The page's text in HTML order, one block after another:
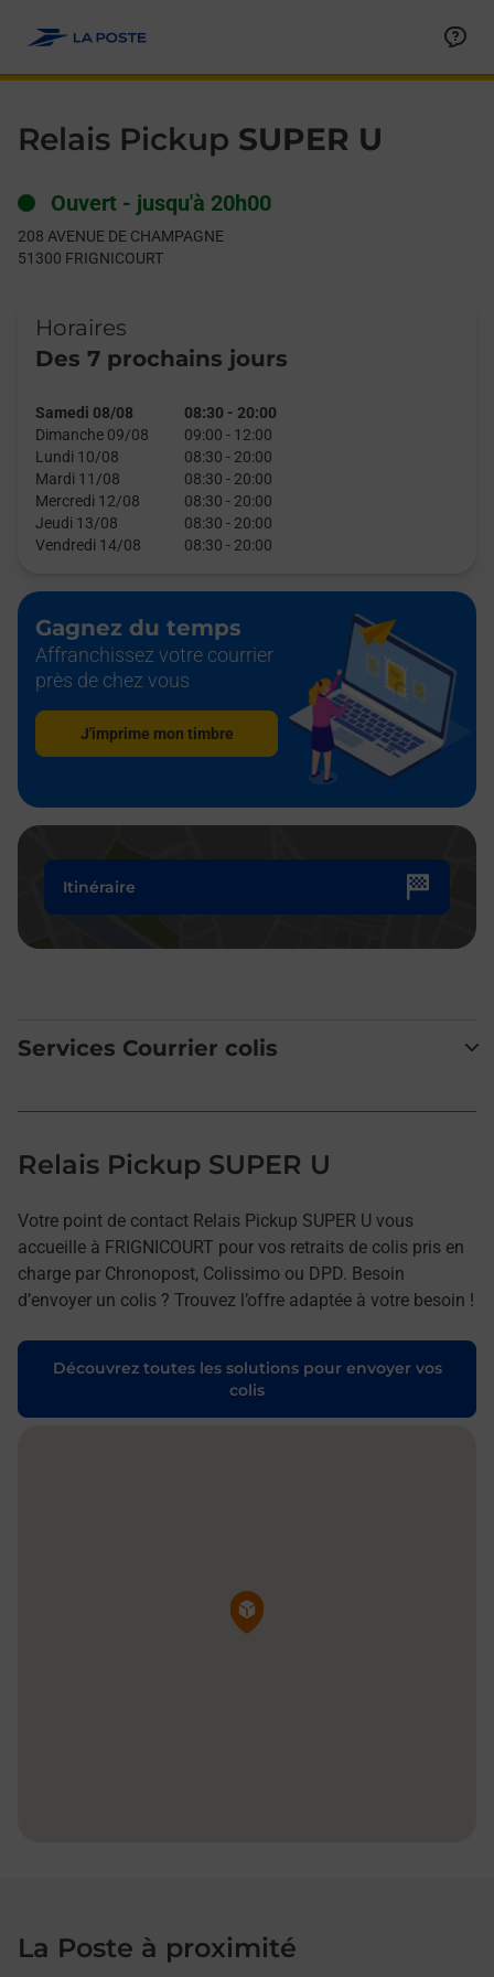
Relais Pickup SUPER U
Ouvert - jusqu'à 20h00
208 AVENUE DE CHAMPAGNE
51300 FRIGNICOURT
Horaires
Des 7 prochains jours
Samedi 08/08 08:30 - 20:00
Dimanche 09/08
09:00 - 12:00
Lundi 10/08
08:30 - 20:00
Mardi 11/08
08:30 - 20:00
Mercredi 12/08
08:30 - 20:00
Jeudi 13/08
08:30 - 20:00
Vendredi 14/08
08:30 - 20:00
Gagnez du temps
Affranchissez votre courrier
près de chez vous
J'imprime mon timbre
Itinéraire
Services Courrier colis
Relais Pickup SUPER U
Votre point de contact Relais Pickup SUPER U vous
accueille à FRIGNICOURT pour vos retraits de colis pris en
charge par Chronopost, Colissimo ou DPD. Besoin
d’envoyer un colis ? Trouvez l’offre adaptée à votre besoin !
Découvrez toutes les solutions pour envoyer vos
colis
Pin de la carte
La Poste à proximité